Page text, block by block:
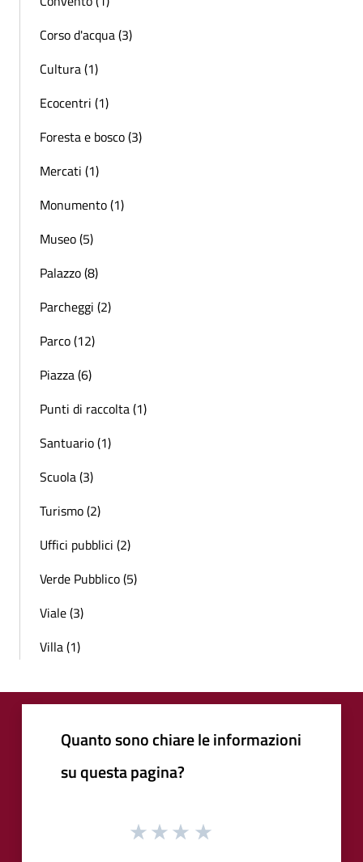
Corso d'acqua (3)
Cultura (1)
Ecocentri (1)
Foresta e bosco (3)
Mercati (1)
Monumento (1)
Museo (5)
Palazzo (8)
Parcheggi (2)
Parco (12)
Piazza (6)
Punti di raccolta (1)
Santuario (1)
Scuola (3)
Turismo (2)
Uffici pubblici (2)
Verde Pubblico (5)
Viale (3)
Villa (1)
Quanto sono chiare le informazioni
su questa pagina?